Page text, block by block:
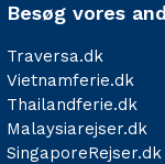
Besøg vores
Traversa.dk
Vietnamferie.dk
Thailandferie.dk
Malaysiarejser.dk
SingaporeRejser.dk